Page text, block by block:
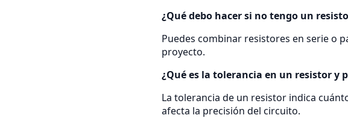
¿Qué debo hacer si no tengo un
Puedes combinar resistores en serie o
proyecto.
¿Qué es la tolerancia en un resistor y
La tolerancia de un resistor indica
afecta la precisión del circuito.